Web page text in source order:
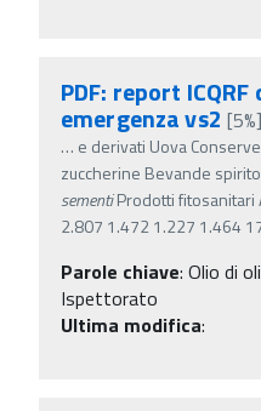
PDF: report
emergenza vs2 [5%]
… e derivati Uova
zuccherine Bevande
sementiProdotti fitosanitari
2.807 1.472 1.227 1.464
Parole chiave: Olio di
Ispettorato
Ultima modifica: